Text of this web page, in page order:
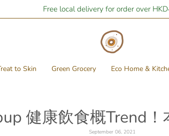
Free local delivery for order over
to Skin Green Grocery Eco Home &
健康飲食概Trend
September 06, 2021